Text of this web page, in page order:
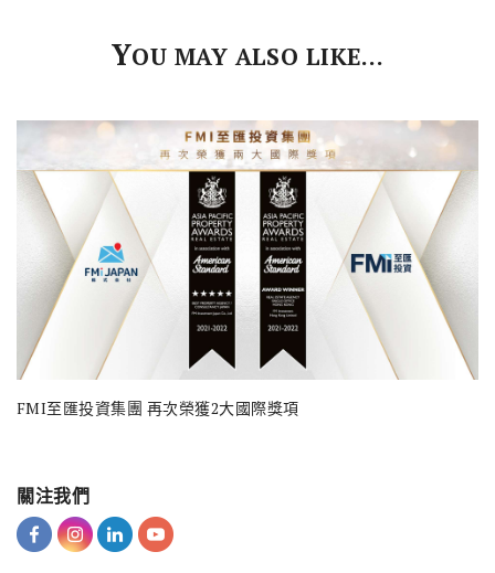
YOU MAY ALSO LIKE…
FMI至匯投資集團 再次榮獲2大國際獎項
關注我們